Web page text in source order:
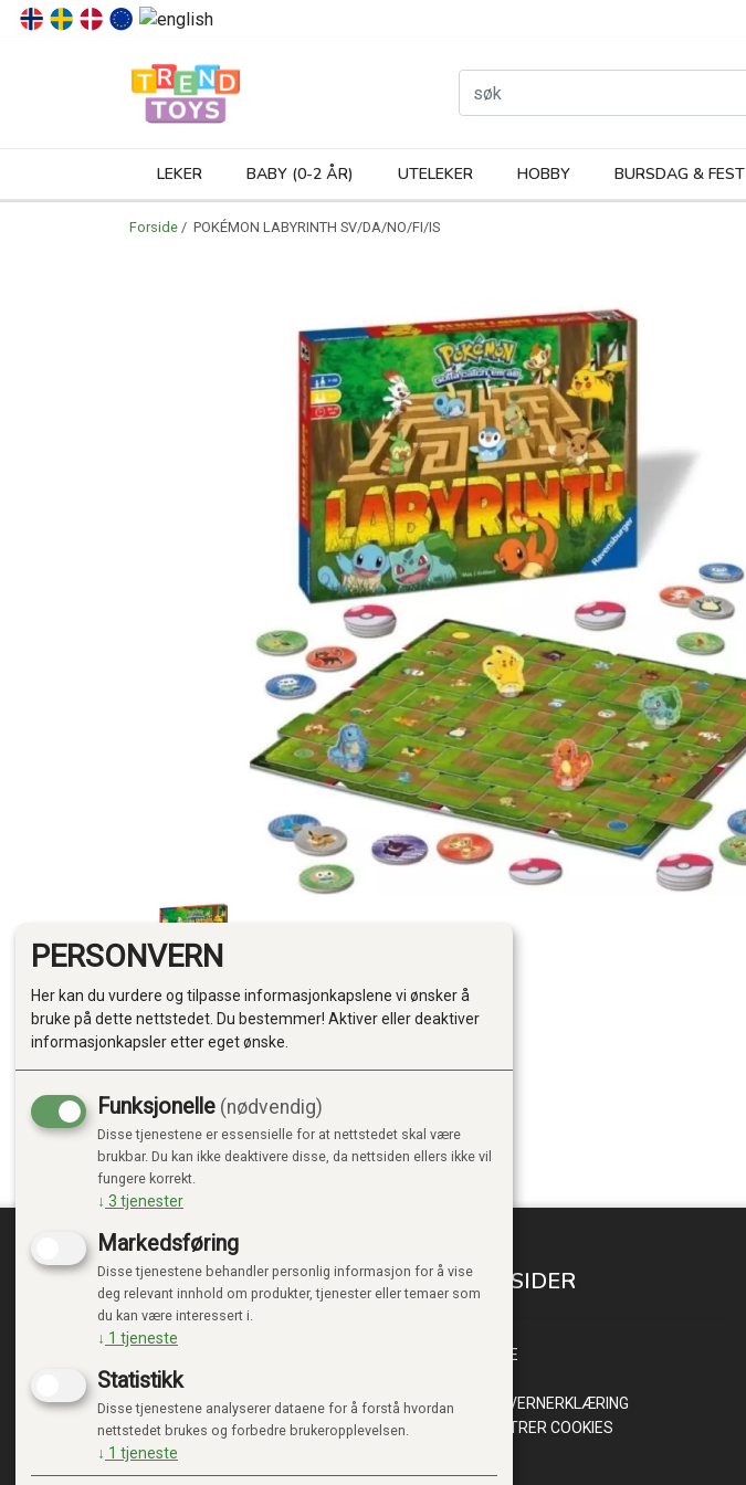
LEKER BABY (0-2 ÅR) UTELEKER HOBBY BURSDAG & FEST
Forside / POKÉMON LABYRINTH SV/DA/NO/FI/IS
TRENDTOYS.NO
OM TRENDTOYS
GAVEKORT
MINE SIDER
NY KUNDE
PERSONVERNERKLÆRING
ADMINISTRER COOKIES
PERSONVERN
Her kan du vurdere og tilpasse informasjonkapslene vi ønsker å
bruke på dette nettstedet. Du bestemmer! Aktiver eller deaktiver
informasjonkapsler etter eget ønske.
Funksjonelle (nødvendig)
Disse tjenestene er essensielle for at nettstedet skal være
brukbar. Du kan ikke deaktivere disse, da nettsiden ellers ikke vil
fungere korrekt.
↓ 3 tjenester
Markedsføring
Disse tjenestene behandler personlig informasjon for å vise
deg relevant innhold om produkter, tjenester eller temaer som
du kan være interessert i.
↓ 1 tjeneste
Statistikk
Disse tjenestene analyserer dataene for å forstå hvordan
nettstedet brukes og forbedre brukeropplevelsen.
↓ 1 tjeneste